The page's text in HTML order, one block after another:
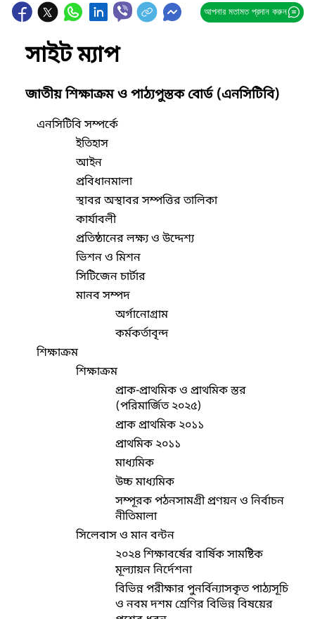
আপনার মতামত প্রদান করুন
সাইট ম্যাপ
জাতীয় শিক্ষাক্রম ও পাঠ্যপুস্তক বোর্ড (এনসিটিবি)
এনসিটিবি সম্পর্কে
ইতিহাস
আইন
প্রবিধানমালা
স্থাবর অস্থাবর সম্পত্তির তালিকা
কার্যাবলী
প্রতিষ্ঠানের লক্ষ্য ও উদ্দেশ্য
ভিশন ও মিশন
সিটিজেন চার্টার
মানব সম্পদ
অর্গানোগ্রাম
কর্মকর্তাবৃন্দ
শিক্ষাক্রম
শিক্ষাক্রম
প্রাক-প্রাথমিক ও প্রাথমিক স্তর
(পরিমার্জিত ২০২৫)
প্রাক প্রাথমিক ২০১১
প্রাথমিক ২০১১
মাধ্যমিক
উচ্চ মাধ্যমিক
সম্পূরক পঠনসামগ্রী প্রণয়ন ও নির্বাচন
নীতিমালা
সিলেবাস ও মান বন্টন
২০২৪ শিক্ষাবর্ষের বার্ষিক সামষ্টিক
মূল্যায়ন নির্দেশনা
বিভিন্ন পরীক্ষার পুনর্বিন্যাসকৃত পাঠ্যসূচি
ও নবম দশম শ্রেণির বিভিন্ন বিষয়ের